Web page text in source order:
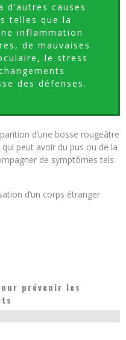
d’autres causes
telles que la
inflammation
de mauvaises
le stress
des défenses.
d’une bosse rougeâtre
peut avoir du pus ou de la
de symptômes tels
d’un corps étranger
prévenir les